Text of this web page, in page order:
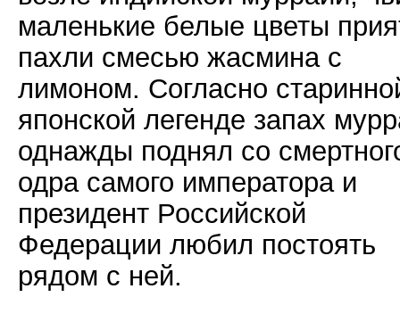
маленькие белые цветы
пахли смесью жасмина с
лимоном. Согласно
японской легенде запах
однажды поднял со
одра самого императора и
президент Российской
Федерации любил постоять
рядом с ней.